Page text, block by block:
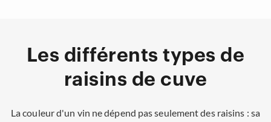
Les différents types de
raisins de cuve
La couleur d'un vin ne dépend pas seulement des raisins : sa